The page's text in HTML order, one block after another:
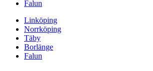
Falun
Linköping
Norrköping
Täby
Borlänge
Falun